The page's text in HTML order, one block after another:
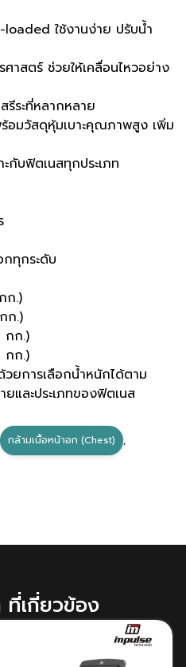
ใช้งานง่าย ปรับน้ำ
สตร์ ช่วยให้เคลื่อนไหวอย่าง
รีระที่หลากหลาย
อมวัสดุหุ้มเบาะคุณภาพสูง เพิ่ม
กับฟิตเนสทุกประเภท
ทุกระดับ
ก.)
ก.)
กก.)
กก.)
วยการเลือกน้ำหนักได้ตาม
ยและประเภทของฟิตเนส
กล้ามเนื้อหน้าอก (Chest) ,
เกี่ยวข้อง